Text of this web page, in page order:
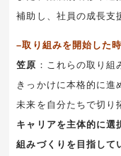
補助し、社員の成長支
–取り組みを開始した
笠原 ：これらの取り
きっかけに本格的に進
未来を自分たちで切り
キャリアを主体的に選
組みづくりを目指して